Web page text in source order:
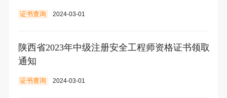
证书查询 2024-03-01
陕西省2023年中级注册安全工程师资格证书领取
通知
证书查询 2024-03-01